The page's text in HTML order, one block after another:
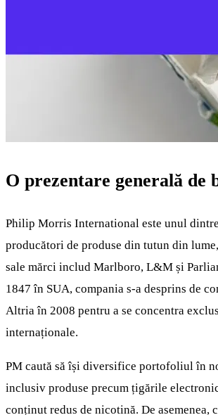
O prezentare generală de
Philip Morris International este unul
producători de produse din tutun din
sale mărci includ Marlboro, L&M și
1847 în SUA, compania s-a desprins de
Altria în 2008 pentru a se concentra
internaționale.
PM caută să își diversifice portofoliul în
inclusiv produse precum țigările
conținut redus de nicotină. De asemenea,